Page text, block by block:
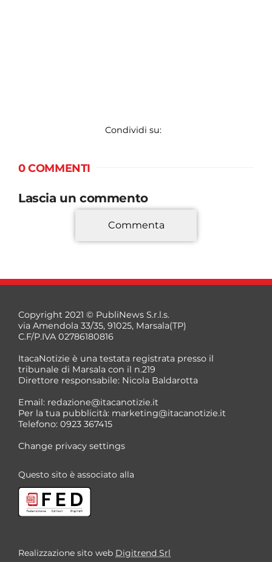
Condividi su:
0 COMMENTI
Lascia un commento
*
*
Commenta
Copyright 2021 © PubliNews S.r.l.s.
via Amendola 33/35, 91025, Marsala(TP)
C.F/P.IVA 02786180816
ItacaNotizie è una testata registrata presso il
tribunale di Marsala con il n.219
Direttore responsabile: Nicola Baldarotta
Email: redazione@itacanotizie.it
Per la tua pubblicità: marketing@itacanotizie.it
Telefono: 0923 367415
Change privacy settings
Questo sito è associato alla
Realizzazione sito web Digitrend Srl